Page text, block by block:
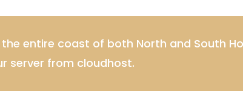
entire coast of both North and South
server from cloudhost.